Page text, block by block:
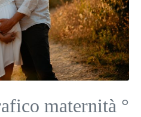
maternità °